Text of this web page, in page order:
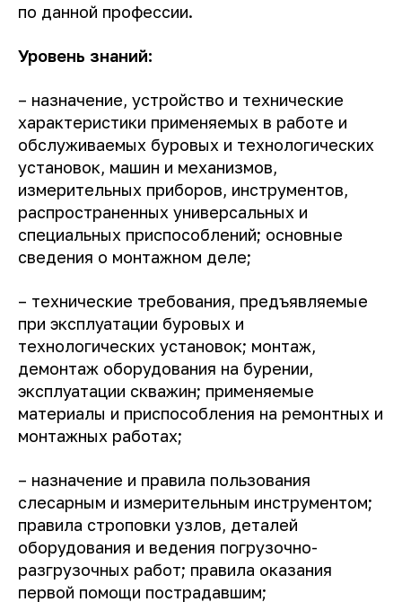
по данной профессии.
Уровень знаний:
– назначение, устройство и технические
характеристики применяемых в работе и
обслуживаемых буровых и технологических
установок, машин и механизмов,
измерительных приборов, инструментов,
распространенных универсальных и
специальных приспособлений; основные
сведения о монтажном деле;
– технические требования, предъявляемые
при эксплуатации буровых и
технологических установок; монтаж,
демонтаж оборудования на бурении,
эксплуатации скважин; применяемые
материалы и приспособления на ремонтных и
монтажных работах;
– назначение и правила пользования
слесарным и измерительным инструментом;
правила строповки узлов, деталей
оборудования и ведения погрузочно-
разгрузочных работ; правила оказания
первой помощи пострадавшим;